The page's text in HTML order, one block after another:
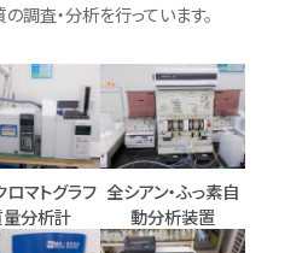
調査・分析を行っています。
ロマトグラフ
分析計
全シアン・ふっ素自
動分析装置